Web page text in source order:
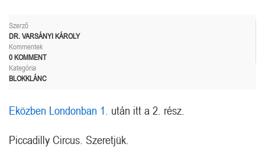
Szerző
DR. VARSÁNYI KÁROLY
Kommentek
0 KOMMENT
Kategória
BLOKKLÁNC
Eközben Londonban 1. után itt a 2. rész.
Piccadilly Circus. Szeretjük.